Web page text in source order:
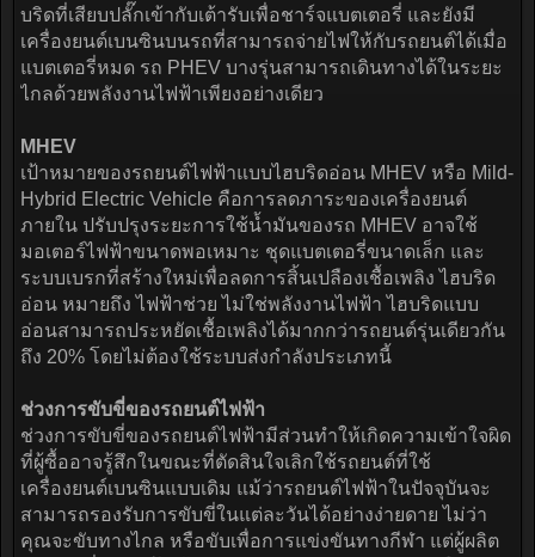
บริดที่เสียบปลั๊กเข้ากับเต้ารับเพื่อชาร์จแบตเตอรี่ และยังมี
เครื่องยนต์เบนซินบนรถที่สามารถจ่ายไฟให้กับรถยนต์ได้เมื่อ
แบตเตอรี่หมด รถ PHEV บางรุ่นสามารถเดินทางได้ในระยะ
ไกลด้วยพลังงานไฟฟ้าเพียงอย่างเดียว
MHEV
เป้าหมายของรถยนต์ไฟฟ้าแบบไฮบริดอ่อน MHEV หรือ Mild-
Hybrid Electric Vehicle คือการลดภาระของเครื่องยนต์
ภายใน ปรับปรุงระยะการใช้น้ำมันของรถ MHEV อาจใช้
มอเตอร์ไฟฟ้าขนาดพอเหมาะ ชุดแบตเตอรี่ขนาดเล็ก และ
ระบบเบรกที่สร้างใหม่เพื่อลดการสิ้นเปลืองเชื้อเพลิง ไฮบริด
อ่อน หมายถึง ไฟฟ้าช่วย ไม่ใช่พลังงานไฟฟ้า ไฮบริดแบบ
อ่อนสามารถประหยัดเชื้อเพลิงได้มากกว่ารถยนต์รุ่นเดียวกัน
ถึง 20% โดยไม่ต้องใช้ระบบส่งกำลังประเภทนี้
ช่วงการขับขี่ของรถยนต์ไฟฟ้า
ช่วงการขับขี่ของรถยนต์ไฟฟ้ามีส่วนทำให้เกิดความเข้าใจผิด
ที่ผู้ซื้ออาจรู้สึกในขณะที่ตัดสินใจเลิกใช้รถยนต์ที่ใช้
เครื่องยนต์เบนซินแบบเดิม แม้ว่ารถยนต์ไฟฟ้าในปัจจุบันจะ
สามารถรองรับการขับขี่ในแต่ละวันได้อย่างง่ายดาย ไม่ว่า
คุณจะขับทางไกล หรือขับเพื่อการแข่งขันทางกีฬา แต่ผู้ผลิต